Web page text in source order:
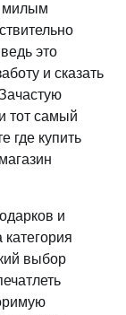
милым
это
и сказать
тот самый
где купить
и
выбор